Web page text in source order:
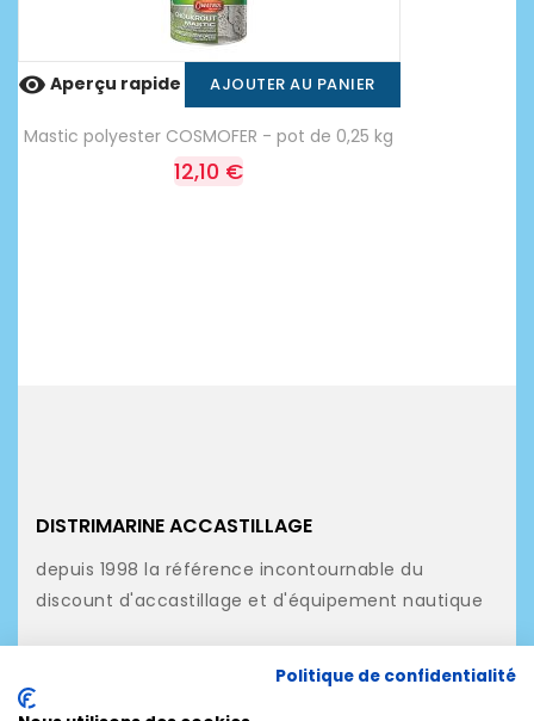
 Aperçu rapide AJOUTER AU PANIER
Mastic polyester COSMOFER - pot de 0,25 kg
12,10 €
DISTRIMARINE ACCASTILLAGE
depuis 1998 la référence incontournable du
discount d'accastillage et d'équipement nautique
NOS PRODUITS
Politique de confidentialité